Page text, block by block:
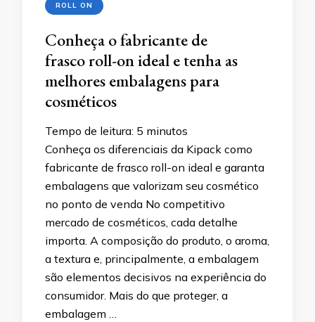
ROLL ON
Conheça o fabricante de
frasco roll-on ideal e tenha as
melhores embalagens para
cosméticos
Tempo de leitura: 5 minutos
Conheça os diferenciais da Kipack como
fabricante de frasco roll-on ideal e garanta
embalagens que valorizam seu cosmético
no ponto de venda No competitivo
mercado de cosméticos, cada detalhe
importa. A composição do produto, o aroma,
a textura e, principalmente, a embalagem
são elementos decisivos na experiência do
consumidor. Mais do que proteger, a
embalagem …